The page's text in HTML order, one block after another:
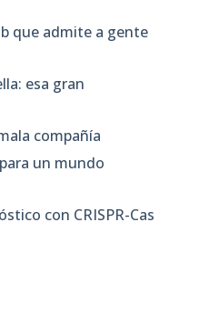
que admite a gente
esa gran
compañía
un mundo
con CRISPR-Cas